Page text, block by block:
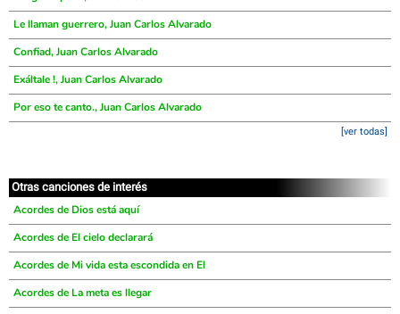
Le llaman guerrero, Juan Carlos Alvarado
Confiad, Juan Carlos Alvarado
Exáltale !, Juan Carlos Alvarado
Por eso te canto., Juan Carlos Alvarado
[ver todas]
Otras canciones de interés
Acordes de Dios está aquí
Acordes de El cielo declarará
Acordes de Mi vida esta escondida en El
Acordes de La meta es llegar